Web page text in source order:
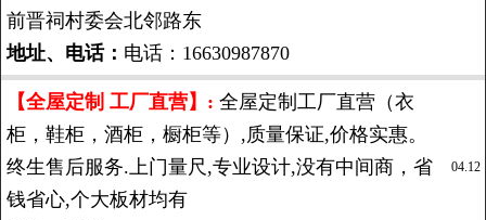
前晋祠村委会北邻路东
地址、电话： 电话：16630987870
【全屋定制 工厂直营】: 全屋定制工厂直营（衣
柜，鞋柜，酒柜，橱柜等）,质量保证,价格实惠。
终生售后服务.上门量尺,专业设计,没有中间商，省
钱省心,个大板材均有
04.12